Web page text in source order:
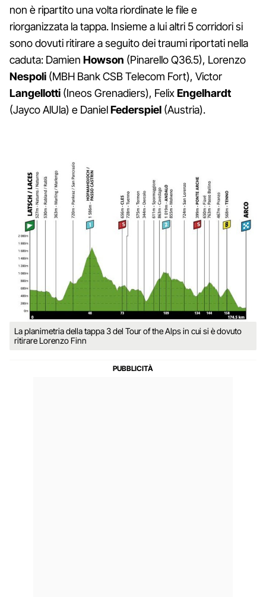
non è ripartito una volta riordinate le file e
riorganizzata la tappa. Insieme a lui altri 5 corridori si
sono dovuti ritirare a seguito dei traumi riportati nella
caduta: Damien Howson (Pinarello Q36.5), Lorenzo
Nespoli (MBH Bank CSB Telecom Fort), Victor
Langellotti (Ineos Grenadiers), FelixEngelhardt
(Jayco AlUla) e DanielFederspiel (Austria).
La planimetria della tappa 3 del Tour of the Alps in cui si è dovuto
ritirare Lorenzo Finn